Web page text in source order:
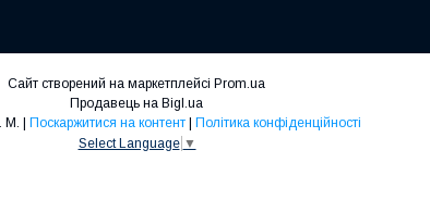
Сайт створений на маркетплейсі Prom.ua
Продавець на Bigl.ua
ФОП Масон А. М. | Поскаржитися на контент | Політика конфіденційності
Select Language ▼